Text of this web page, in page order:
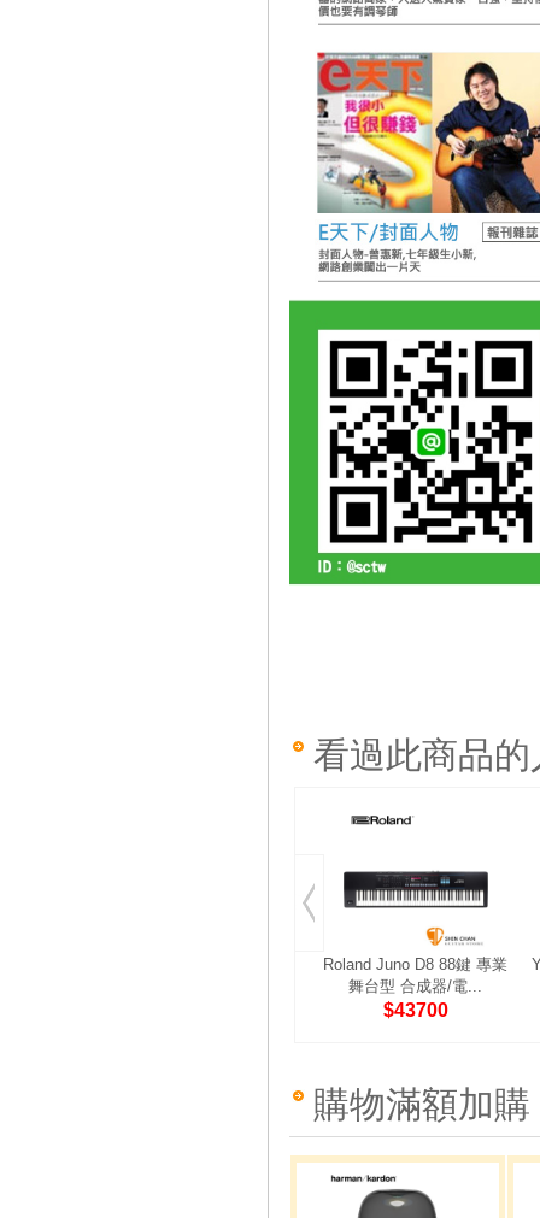
看過此商品
Roland Juno D8 88鍵 專業
舞台型 合成器/電...
$43700
購物滿額加